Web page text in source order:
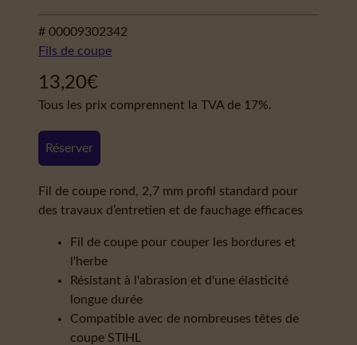
# 00009302342
Fils de coupe
13,20€
Tous les prix comprennent la TVA de 17%.
Réserver
Fil de coupe rond, 2,7 mm profil standard pour
des travaux d’entretien et de fauchage efficaces
Fil de coupe pour couper les bordures et
l'herbe
Résistant à l'abrasion et d'une élasticité
longue durée
Compatible avec de nombreuses têtes de
coupe STIHL